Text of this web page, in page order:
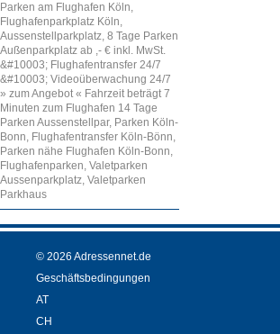
Parken am Flughafen Köln,
Flughafenparkplatz Köln,
Aussenstellparkplatz, 8 Tage Parken
Außenparkplatz ab ,- € inkl. MwSt.
&#10003; Flughafentransfer 24/7
&#10003; Videoüberwachung 24/7
» zum Angebot « Fahrzeit beträgt 7
Minuten zum Flughafen 14 Tage
Parken Aussenstellpar, Parken Köln-
Bonn, Flughafentransfer Köln-Bönn,
Parken nähe Flughafen Köln-Bonn,
Flughafenparken, Valetparken
Aussenparkplatz, Valetparken
Parkhaus
© 2026 Adressennet.de
Geschäftsbedingungen
AT
CH